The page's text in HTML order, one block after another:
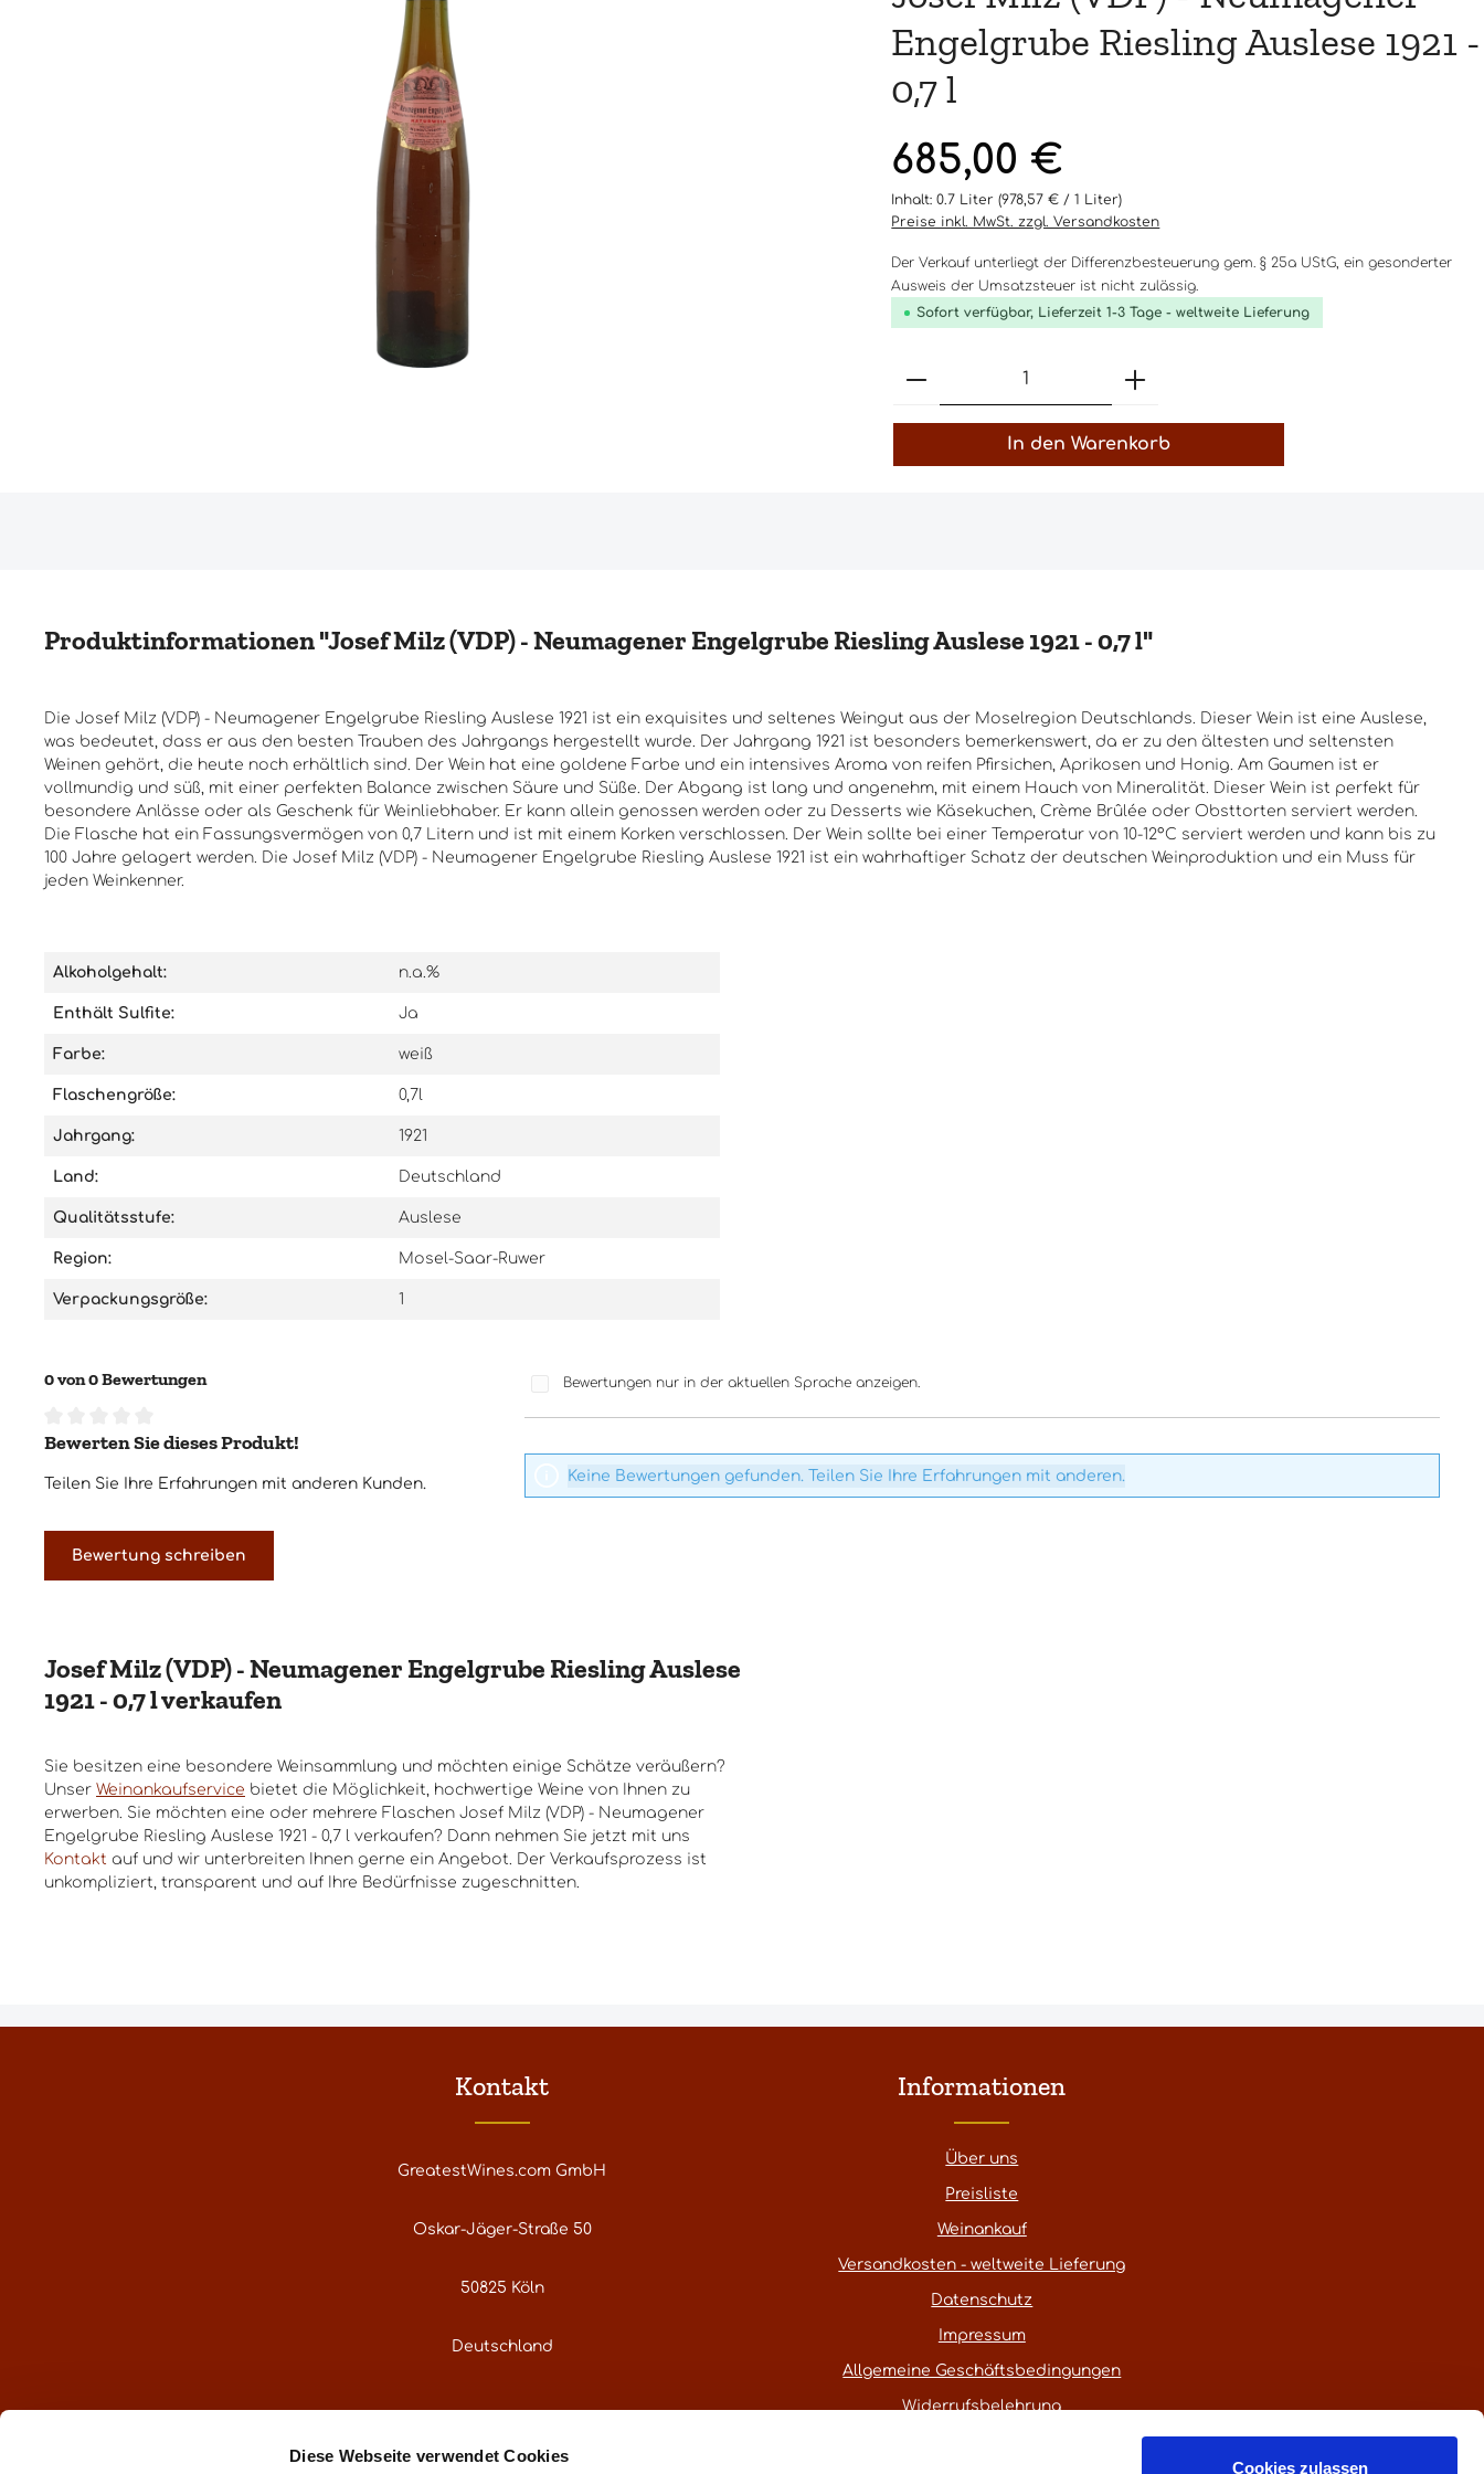
Diese Webseite verwendet Cookies
Cookies zulassen
Engelgrube Riesling Auslese 1921 -
0,7 l
Regulärer Preis:
685,00 €
Inhalt:0.7 Liter(978,57 € / 1 Liter)
Preise inkl. MwSt. zzgl. Versandkosten
Der Verkauf unterliegt der Differenzbesteuerung gem. § 25a UStG, ein gesonderter
Ausweis der Umsatzsteuer ist nicht zulässig.
Sofort verfügbar, Lieferzeit 1-3 Tage - weltweite Lieferung
Produkt Anzahl: Gib den gewünschten
In den Warenkorb
Produktinformationen "Josef Milz (VDP) - Neumagener Engelgrube Riesling Auslese 1921 - 0,7 l"
Die Josef Milz (VDP) - Neumagener Engelgrube Riesling Auslese 1921 ist ein exquisites und seltenes Weingut aus der Moselregion Deutschlands. Dieser Wein ist eine Auslese,
was bedeutet, dass er aus den besten Trauben des Jahrgangs hergestellt wurde. Der Jahrgang 1921 ist besonders bemerkenswert, da er zu den ältesten und seltensten
Weinen gehört, die heute noch erhältlich sind. Der Wein hat eine goldene Farbe und ein intensives Aroma von reifen Pfirsichen, Aprikosen und Honig. Am Gaumen ist er
vollmundig und süß, mit einer perfekten Balance zwischen Säure und Süße. Der Abgang ist lang und angenehm, mit einem Hauch von Mineralität. Dieser Wein ist perfekt für
besondere Anlässe oder als Geschenk für Weinliebhaber. Er kann allein genossen werden oder zu Desserts wie Käsekuchen, Crème Brûlée oder Obsttorten serviert werden.
Die Flasche hat ein Fassungsvermögen von 0,7 Litern und ist mit einem Korken verschlossen. Der Wein sollte bei einer Temperatur von 10-12°C serviert werden und kann bis zu
100 Jahre gelagert werden. Die Josef Milz (VDP) - Neumagener Engelgrube Riesling Auslese 1921 ist ein wahrhaftiger Schatz der deutschen Weinproduktion und ein Muss für
jeden Weinkenner.
Alkoholgehalt: n.a.%
Enthält Sulfite: Ja
Farbe: weiß
Flaschengröße: 0,7l
Jahrgang: 1921
Land: Deutschland
Qualitätsstufe: Auslese
Region: Mosel-Saar-Ruwer
Verpackungsgröße: 1
0 von 0 Bewertungen
Durchschnittliche Bewertung von 0 von 5 Sternen
Bewerten Sie dieses Produkt!
Teilen Sie Ihre Erfahrungen mit anderen Kunden.
Bewertung schreiben
Bewertungen nur in der aktuellen Sprache anzeigen.
Keine Bewertungen gefunden. Teilen Sie Ihre Erfahrungen mit anderen.
Josef Milz (VDP) - Neumagener Engelgrube Riesling Auslese
1921 - 0,7 l verkaufen
Sie besitzen eine besondere Weinsammlung und möchten einige Schätze veräußern?
Unser Weinankaufservice bietet die Möglichkeit, hochwertige Weine von Ihnen zu
erwerben. Sie möchten eine oder mehrere Flaschen Josef Milz (VDP) - Neumagener
Engelgrube Riesling Auslese 1921 - 0,7 l verkaufen? Dann nehmen Sie jetzt mit uns
Kontakt auf und wir unterbreiten Ihnen gerne ein Angebot. Der Verkaufsprozess ist
unkompliziert, transparent und auf Ihre Bedürfnisse zugeschnitten.
Kontakt
GreatestWines.com GmbH
Oskar-Jäger-Straße 50
50825 Köln
Deutschland
Informationen
Über uns
Preisliste
Weinankauf
Versandkosten - weltweite Lieferung
Datenschutz
Impressum
Allgemeine Geschäftsbedingungen
Widerrufsbelehrung